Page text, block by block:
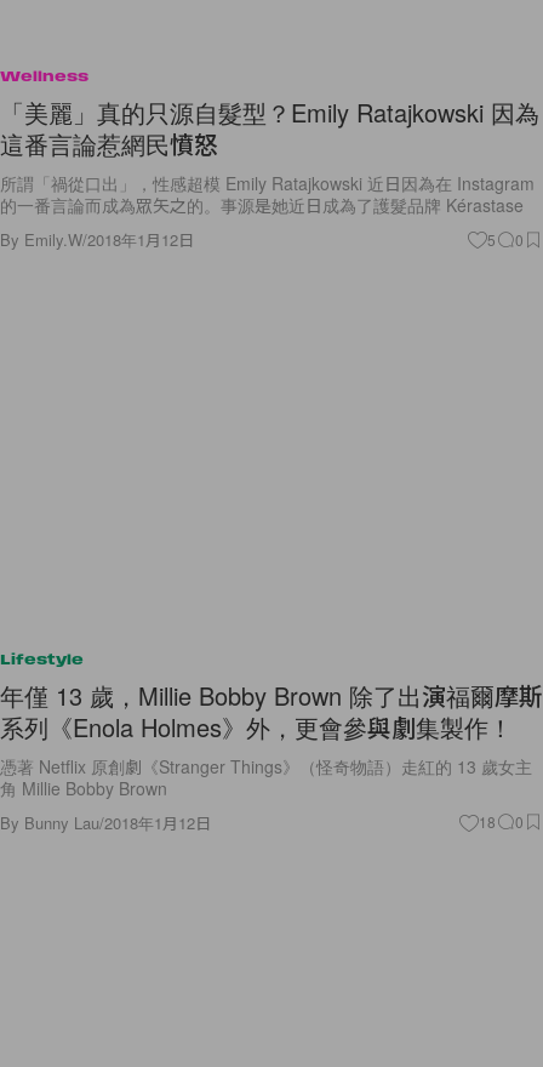
Wellness
「美麗」真的只源自髮型？Emily Ratajkowski 因為
這番言論惹網民憤怒
所謂「禍從口出」，性感超模 Emily Ratajkowski 近日因為在 Instagram
的一番言論而成為眾矢之的。事源是她近日成為了護髮品牌 Kérastase
By Emily.W/2018年1月12日 5 0
Lifestyle
年僅 13 歲，Millie Bobby Brown 除了出演福爾摩斯
系列《Enola Holmes》外，更會參與劇集製作！
憑著 Netflix 原創劇《Stranger Things》（怪奇物語）走紅的 13 歲女主
角 Millie Bobby Brown
By Bunny Lau/2018年1月12日 18 0